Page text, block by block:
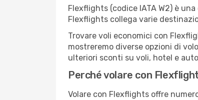
Flexflights (codice IATA W2) è
Flexflights collega varie
Trovare voli economici con
mostreremo diverse opzioni di
ulteriori sconti su voli, hotel e
Perché volare con
Volare con Flexflights offre